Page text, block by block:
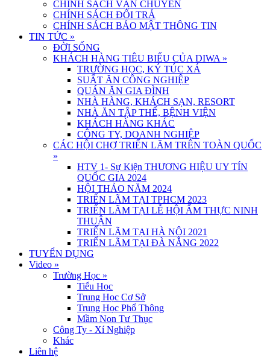
CHÍNH SÁCH VẬN CHUYỂN
CHÍNH SÁCH ĐỔI TRẢ
CHÍNH SÁCH BẢO MẬT THÔNG TIN
TIN TỨC »
ĐỜI SỐNG
KHÁCH HÀNG TIÊU BIỂU CỦA DIWA »
TRƯỜNG HỌC, KÝ TÚC XÁ
SUẤT ĂN CÔNG NGHIỆP
QUÁN ĂN GIA ĐÌNH
NHÀ HÀNG, KHÁCH SẠN, RESORT
NHÀ ĂN TẬP THỂ, BỆNH VIỆN
KHÁCH HÀNG KHÁC
CÔNG TY, DOANH NGHIỆP
CÁC HỘI CHỢ TRIỂN LÃM TRÊN TOÀN QUỐC
»
HTV 1- Sự Kiện THƯƠNG HIỆU UY TÍN
QUỐC GIA 2024
HỘI THẢO NĂM 2024
TRIỂN LÃM TẠI TPHCM 2023
TRIỂN LÃM TẠI LỄ HỘI ẨM THỰC NINH
THUẬN
TRIỂN LÃM TẠI HÀ NỘI 2021
TRIỂN LÃM TẠI ĐÀ NẴNG 2022
TUYỂN DỤNG
Video »
Trường Học »
Tiểu Học
Trung Học Cơ Sở
Trung Học Phổ Thông
Mầm Non Tư Thục
Công Ty - Xí Nghiệp
Khác
Liên hệ